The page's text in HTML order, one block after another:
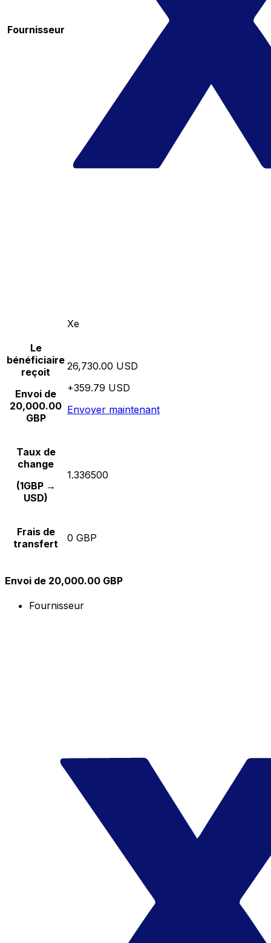
Fournisseur
Xe
Le
bénéficiaire
reçoit
Envoi de
20,000.00
GBP
26,730.00 USD
+359.79 USD
Envoyer maintenant
Taux de
change
(1GBP →
USD)
1.336500
Frais de
transfert
0 GBP
Envoi de 20,000.00 GBP
Fournisseur